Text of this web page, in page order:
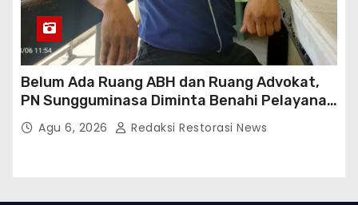
Belum Ada Ruang ABH dan Ruang Advokat,
PN Sungguminasa Diminta Benahi Pelayanan
PublikAgu 6, 2026 Redaksi Restorasi News